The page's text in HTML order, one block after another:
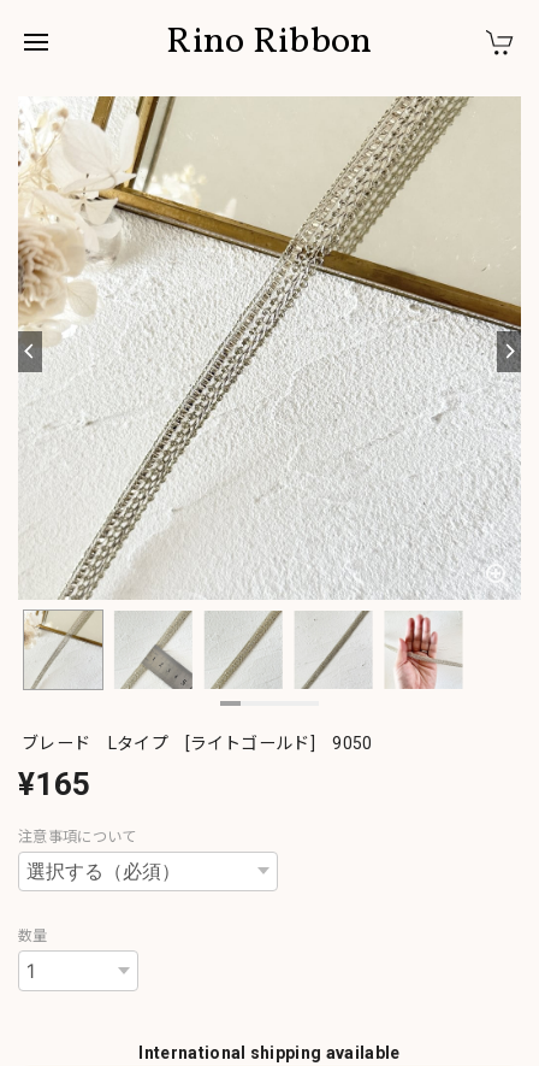
Rino Ribbon
ブレード Lタイプ [ライトゴールド] 9050
¥165
注意事項について
数量
International shipping available